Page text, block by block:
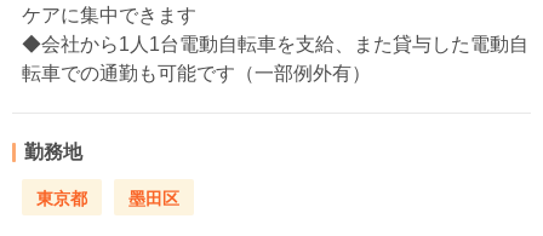
ケアに集中できます
◆会社から1人1台電動自転車を支給、また貸与した電動自
転車での通勤も可能です（一部例外有）
勤務地
東京都 墨田区